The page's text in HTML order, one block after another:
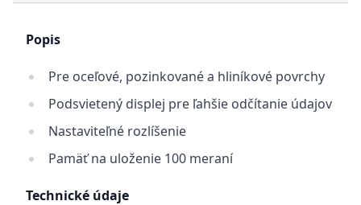
Popis
Pre oceľové, pozinkované a hliníkové povrchy
Podsvietený displej pre ľahšie odčítanie údajov
Nastaviteľné rozlíšenie
Pamäť na uloženie 100 meraní
Technické údaje